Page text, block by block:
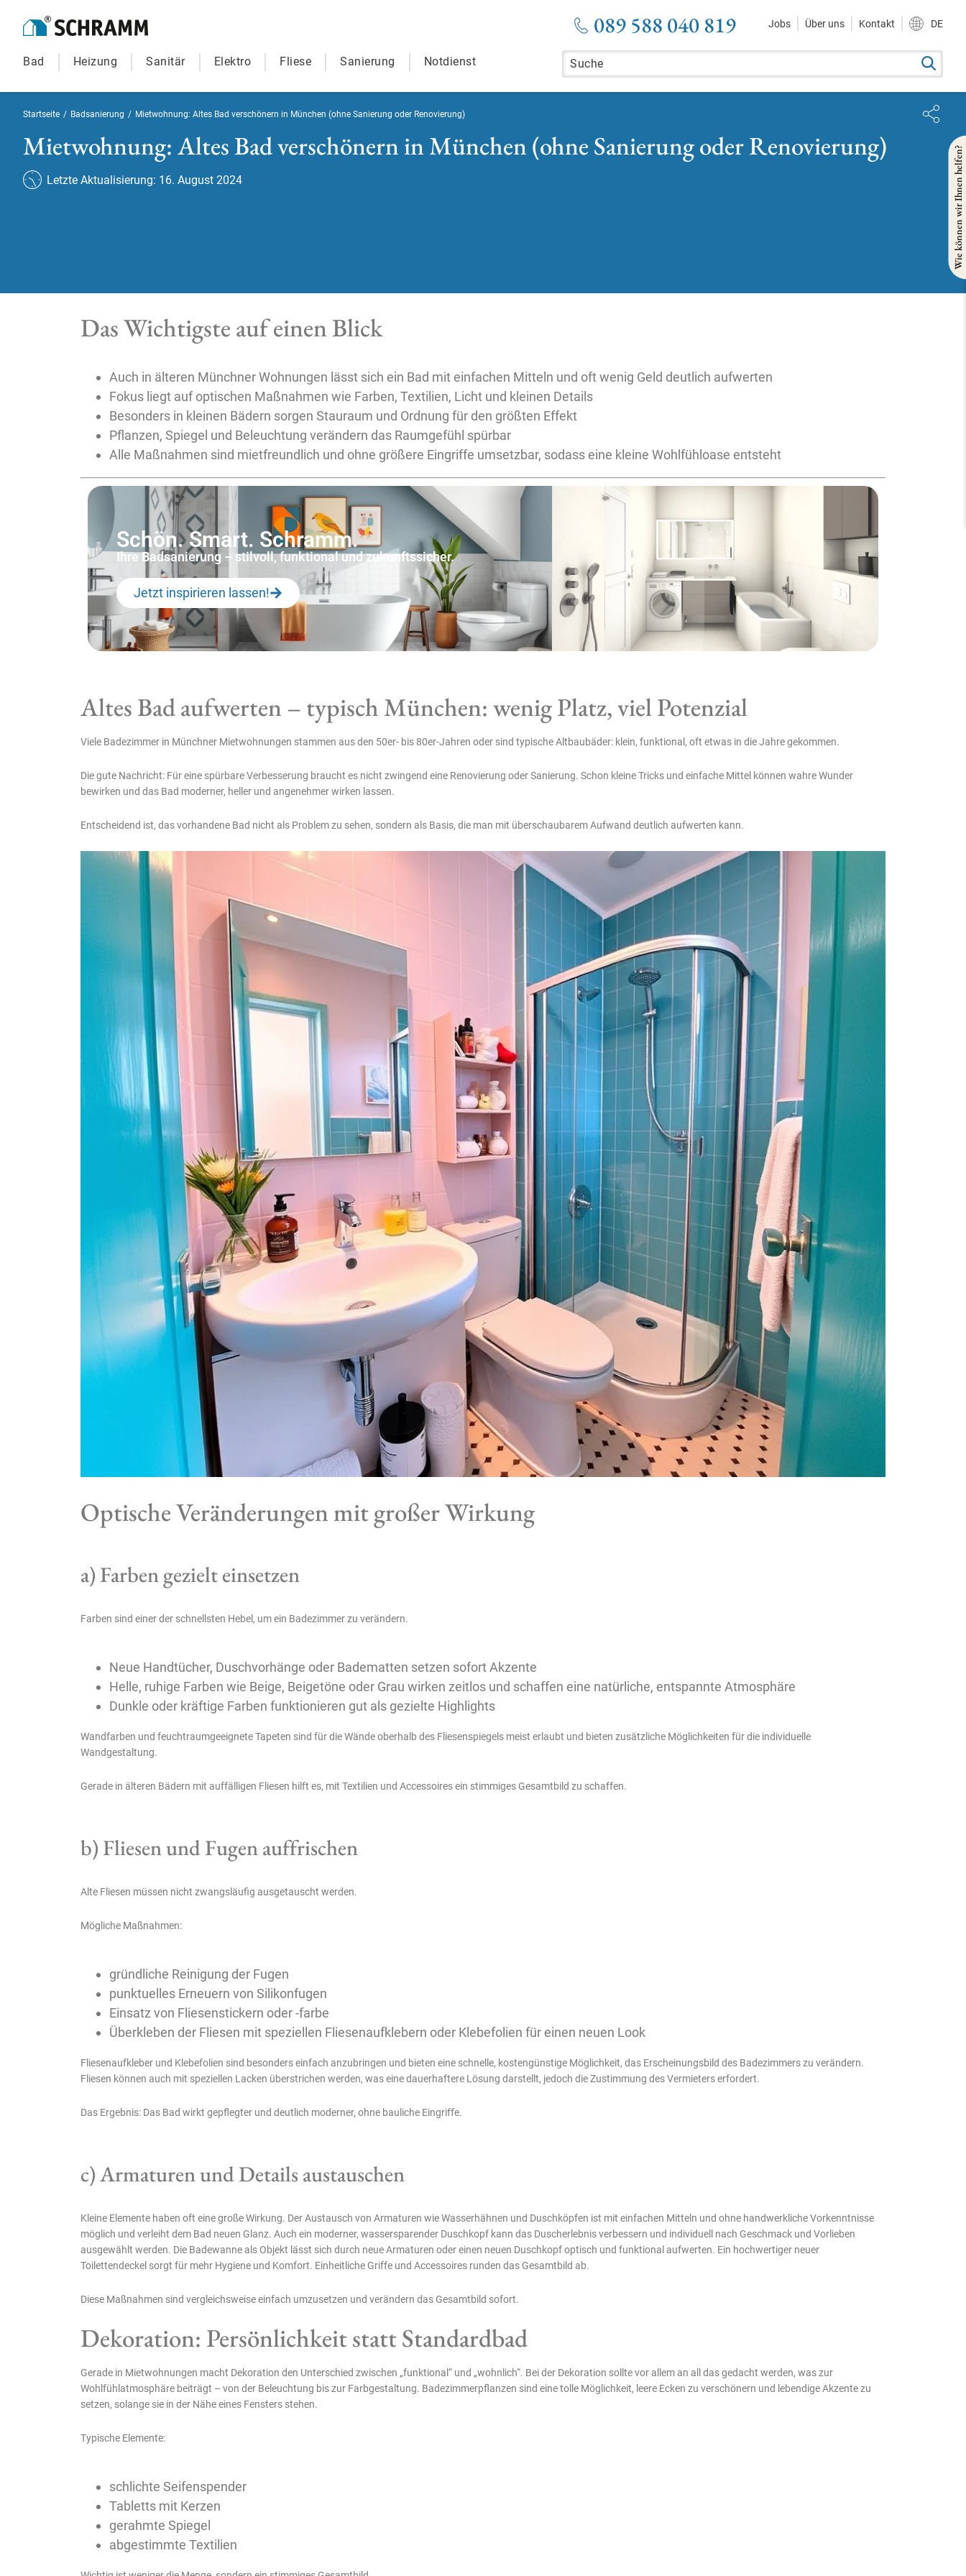
089 588 040 819 Jobs Über uns Kontakt DE
Bad Heizung Sanitär Elektro Fliese Sanierung Notdienst
Startseite / Badsanierung / Mietwohnung: Altes Bad verschönern in München (ohne Sanierung oder Renovierung)
Mietwohnung: Altes Bad verschönern in München (ohne Sanierung oder Renovierung)
Letzte Aktualisierung: 16. August 2024
Das Wichtigste auf einen Blick
Auch in älteren Münchner Wohnungen lässt sich ein Bad mit einfachen Mitteln und oft wenig Geld deutlich aufwerten
Fokus liegt auf optischen Maßnahmen wie Farben, Textilien, Licht und kleinen Details
Besonders in kleinen Bädern sorgen Stauraum und Ordnung für den größten Effekt
Pflanzen, Spiegel und Beleuchtung verändern das Raumgefühl spürbar
Alle Maßnahmen sind mietfreundlich und ohne größere Eingriffe umsetzbar, sodass eine kleine Wohlfühloase entsteht
Schön. Smart. Schramm.
Ihre Badsanierung – stilvoll, funktional und zukunftssicher.
Jetzt inspirieren lassen!
Altes Bad aufwerten – typisch München: wenig Platz, viel Potenzial
Viele Badezimmer in Münchner Mietwohnungen stammen aus den 50er- bis 80er-Jahren oder sind typische Altbaubäder: klein, funktional, oft etwas in die Jahre gekommen.
Die gute Nachricht: Für eine spürbare Verbesserung braucht es nicht zwingend eine Renovierung oder Sanierung. Schon kleine Tricks und einfache Mittel können wahre Wunder
bewirken und das Bad moderner, heller und angenehmer wirken lassen.
Entscheidend ist, das vorhandene Bad nicht als Problem zu sehen, sondern als Basis, die man mit überschaubarem Aufwand deutlich aufwerten kann.
Optische Veränderungen mit großer Wirkung
a) Farben gezielt einsetzen
Farben sind einer der schnellsten Hebel, um ein Badezimmer zu verändern.
Neue Handtücher, Duschvorhänge oder Badematten setzen sofort Akzente
Helle, ruhige Farben wie Beige, Beigetöne oder Grau wirken zeitlos und schaffen eine natürliche, entspannte Atmosphäre
Dunkle oder kräftige Farben funktionieren gut als gezielte Highlights
Wandfarben und feuchtraumgeeignete Tapeten sind für die Wände oberhalb des Fliesenspiegels meist erlaubt und bieten zusätzliche Möglichkeiten für die individuelle
Wandgestaltung.
Gerade in älteren Bädern mit auffälligen Fliesen hilft es, mit Textilien und Accessoires ein stimmiges Gesamtbild zu schaffen.
b) Fliesen und Fugen auffrischen
Alte Fliesen müssen nicht zwangsläufig ausgetauscht werden.
Mögliche Maßnahmen:
gründliche Reinigung der Fugen
punktuelles Erneuern von Silikonfugen
Einsatz von Fliesenstickern oder -farbe
Überkleben der Fliesen mit speziellen Fliesenaufklebern oder Klebefolien für einen neuen Look
Fliesenaufkleber und Klebefolien sind besonders einfach anzubringen und bieten eine schnelle, kostengünstige Möglichkeit, das Erscheinungsbild des Badezimmers zu verändern.
Fliesen können auch mit speziellen Lacken überstrichen werden, was eine dauerhaftere Lösung darstellt, jedoch die Zustimmung des Vermieters erfordert.
Das Ergebnis: Das Bad wirkt gepflegter und deutlich moderner, ohne bauliche Eingriffe.
c) Armaturen und Details austauschen
Kleine Elemente haben oft eine große Wirkung. Der Austausch von Armaturen wie Wasserhähnen und Duschköpfen ist mit einfachen Mitteln und ohne handwerkliche Vorkenntnisse
möglich und verleiht dem Bad neuen Glanz. Auch ein moderner, wassersparender Duschkopf kann das Duscherlebnis verbessern und individuell nach Geschmack und Vorlieben
ausgewählt werden. Die Badewanne als Objekt lässt sich durch neue Armaturen oder einen neuen Duschkopf optisch und funktional aufwerten. Ein hochwertiger neuer
Toilettendeckel sorgt für mehr Hygiene und Komfort. Einheitliche Griffe und Accessoires runden das Gesamtbild ab.
Diese Maßnahmen sind vergleichsweise einfach umzusetzen und verändern das Gesamtbild sofort.
Dekoration: Persönlichkeit statt Standardbad
Gerade in Mietwohnungen macht Dekoration den Unterschied zwischen „funktional“ und „wohnlich“. Bei der Dekoration sollte vor allem an all das gedacht werden, was zur
Wohlfühlatmosphäre beiträgt – von der Beleuchtung bis zur Farbgestaltung. Badezimmerpflanzen sind eine tolle Möglichkeit, leere Ecken zu verschönern und lebendige Akzente zu
setzen, solange sie in der Nähe eines Fensters stehen.
Typische Elemente:
schlichte Seifenspender
Tabletts mit Kerzen
gerahmte Spiegel
abgestimmte Textilien
Wie können wir Ihnen helfen?